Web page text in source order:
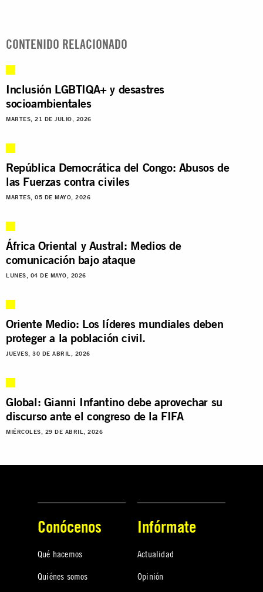
CONTENIDO RELACIONADO
Inclusión LGBTIQA+ y desastres
socioambientales
MARTES, 21 DE JULIO, 2026
República Democrática del Congo: Abusos de
las Fuerzas contra civiles
MARTES, 05 DE MAYO, 2026
África Oriental y Austral: Medios de
comunicación bajo ataque
LUNES, 04 DE MAYO, 2026
Oriente Medio: Los líderes mundiales deben
proteger a la población civil.
JUEVES, 30 DE ABRIL, 2026
Global: Gianni Infantino debe aprovechar su
discurso ante el congreso de la FIFA
MIÉRCOLES, 29 DE ABRIL, 2026
Conócenos
Qué hacemos
Quiénes somos
Infórmate
Actualidad
Opinión